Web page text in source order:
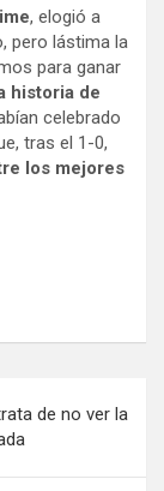
, elogió a
pero lástima la
para ganar
historia de
celebrado
tras el 1-0,
los mejores
de no ver la